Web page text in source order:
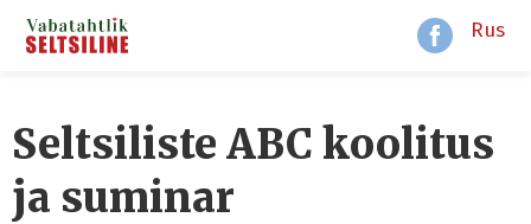
Rus
Seltsiliste ABC koolitus
ja suminar